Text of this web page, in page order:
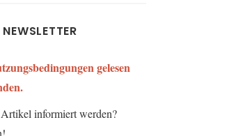
gelesen
informiert werden?